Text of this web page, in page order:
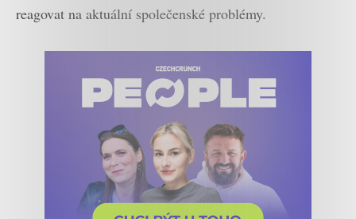
reagovat na aktuální společenské problémy.